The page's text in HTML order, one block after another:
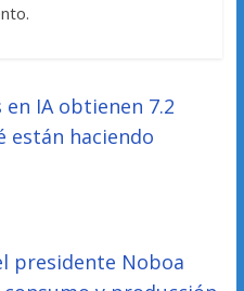
IA obtienen 7.2
están haciendo
presidente Noboa